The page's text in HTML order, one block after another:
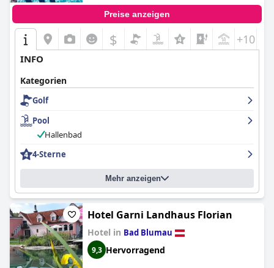
Preise anzeigen
$ +10
INFO
Kategorien
Golf
Pool
Hallenbad
4-Sterne
Mehr anzeigen
Hotel Garni Landhaus Florian
Hotel in Bad Blumau
9,3 Hervorragend